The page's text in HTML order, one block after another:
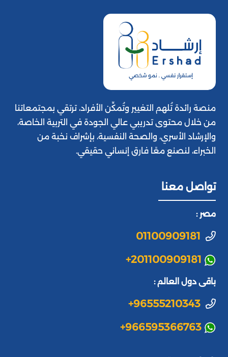
منصة رائدة تُلهم التغيير وتُمكِّن الأفراد، ترتقي بمجتمعاتنا
من خلال محتوى تدريبي عالي الجودة في التربية الخاصة،
والإرشاد الأسري، والصحة النفسية، بإشراف نخبة من
الخبراء، لنصنع معًا فارق إنساني حقيقي.
تواصل معنا
مصر :
01100909181
+201100909181
باقى دول العالم :
+96555210343
+966595366763